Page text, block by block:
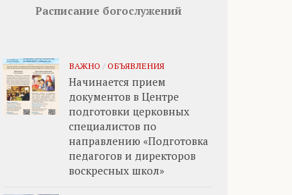
Расписание богослужений
ВАЖНО / ОБЪЯВЛЕНИЯ
Начинается прием
документов в Центре
подготовки церковных
специалистов по
направлению «Подготовка
педагогов и директоров
воскресных школ»